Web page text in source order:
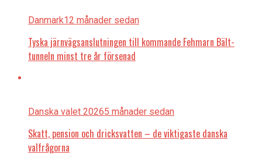
Danmark12 månader sedan
Tyska järnvägsanslutningen till kommande Fehmarn Bält-
tunneln minst tre år försenad
Danska valet 20265 månader sedan
Skatt, pension och dricksvatten – de viktigaste danska
valfrågorna